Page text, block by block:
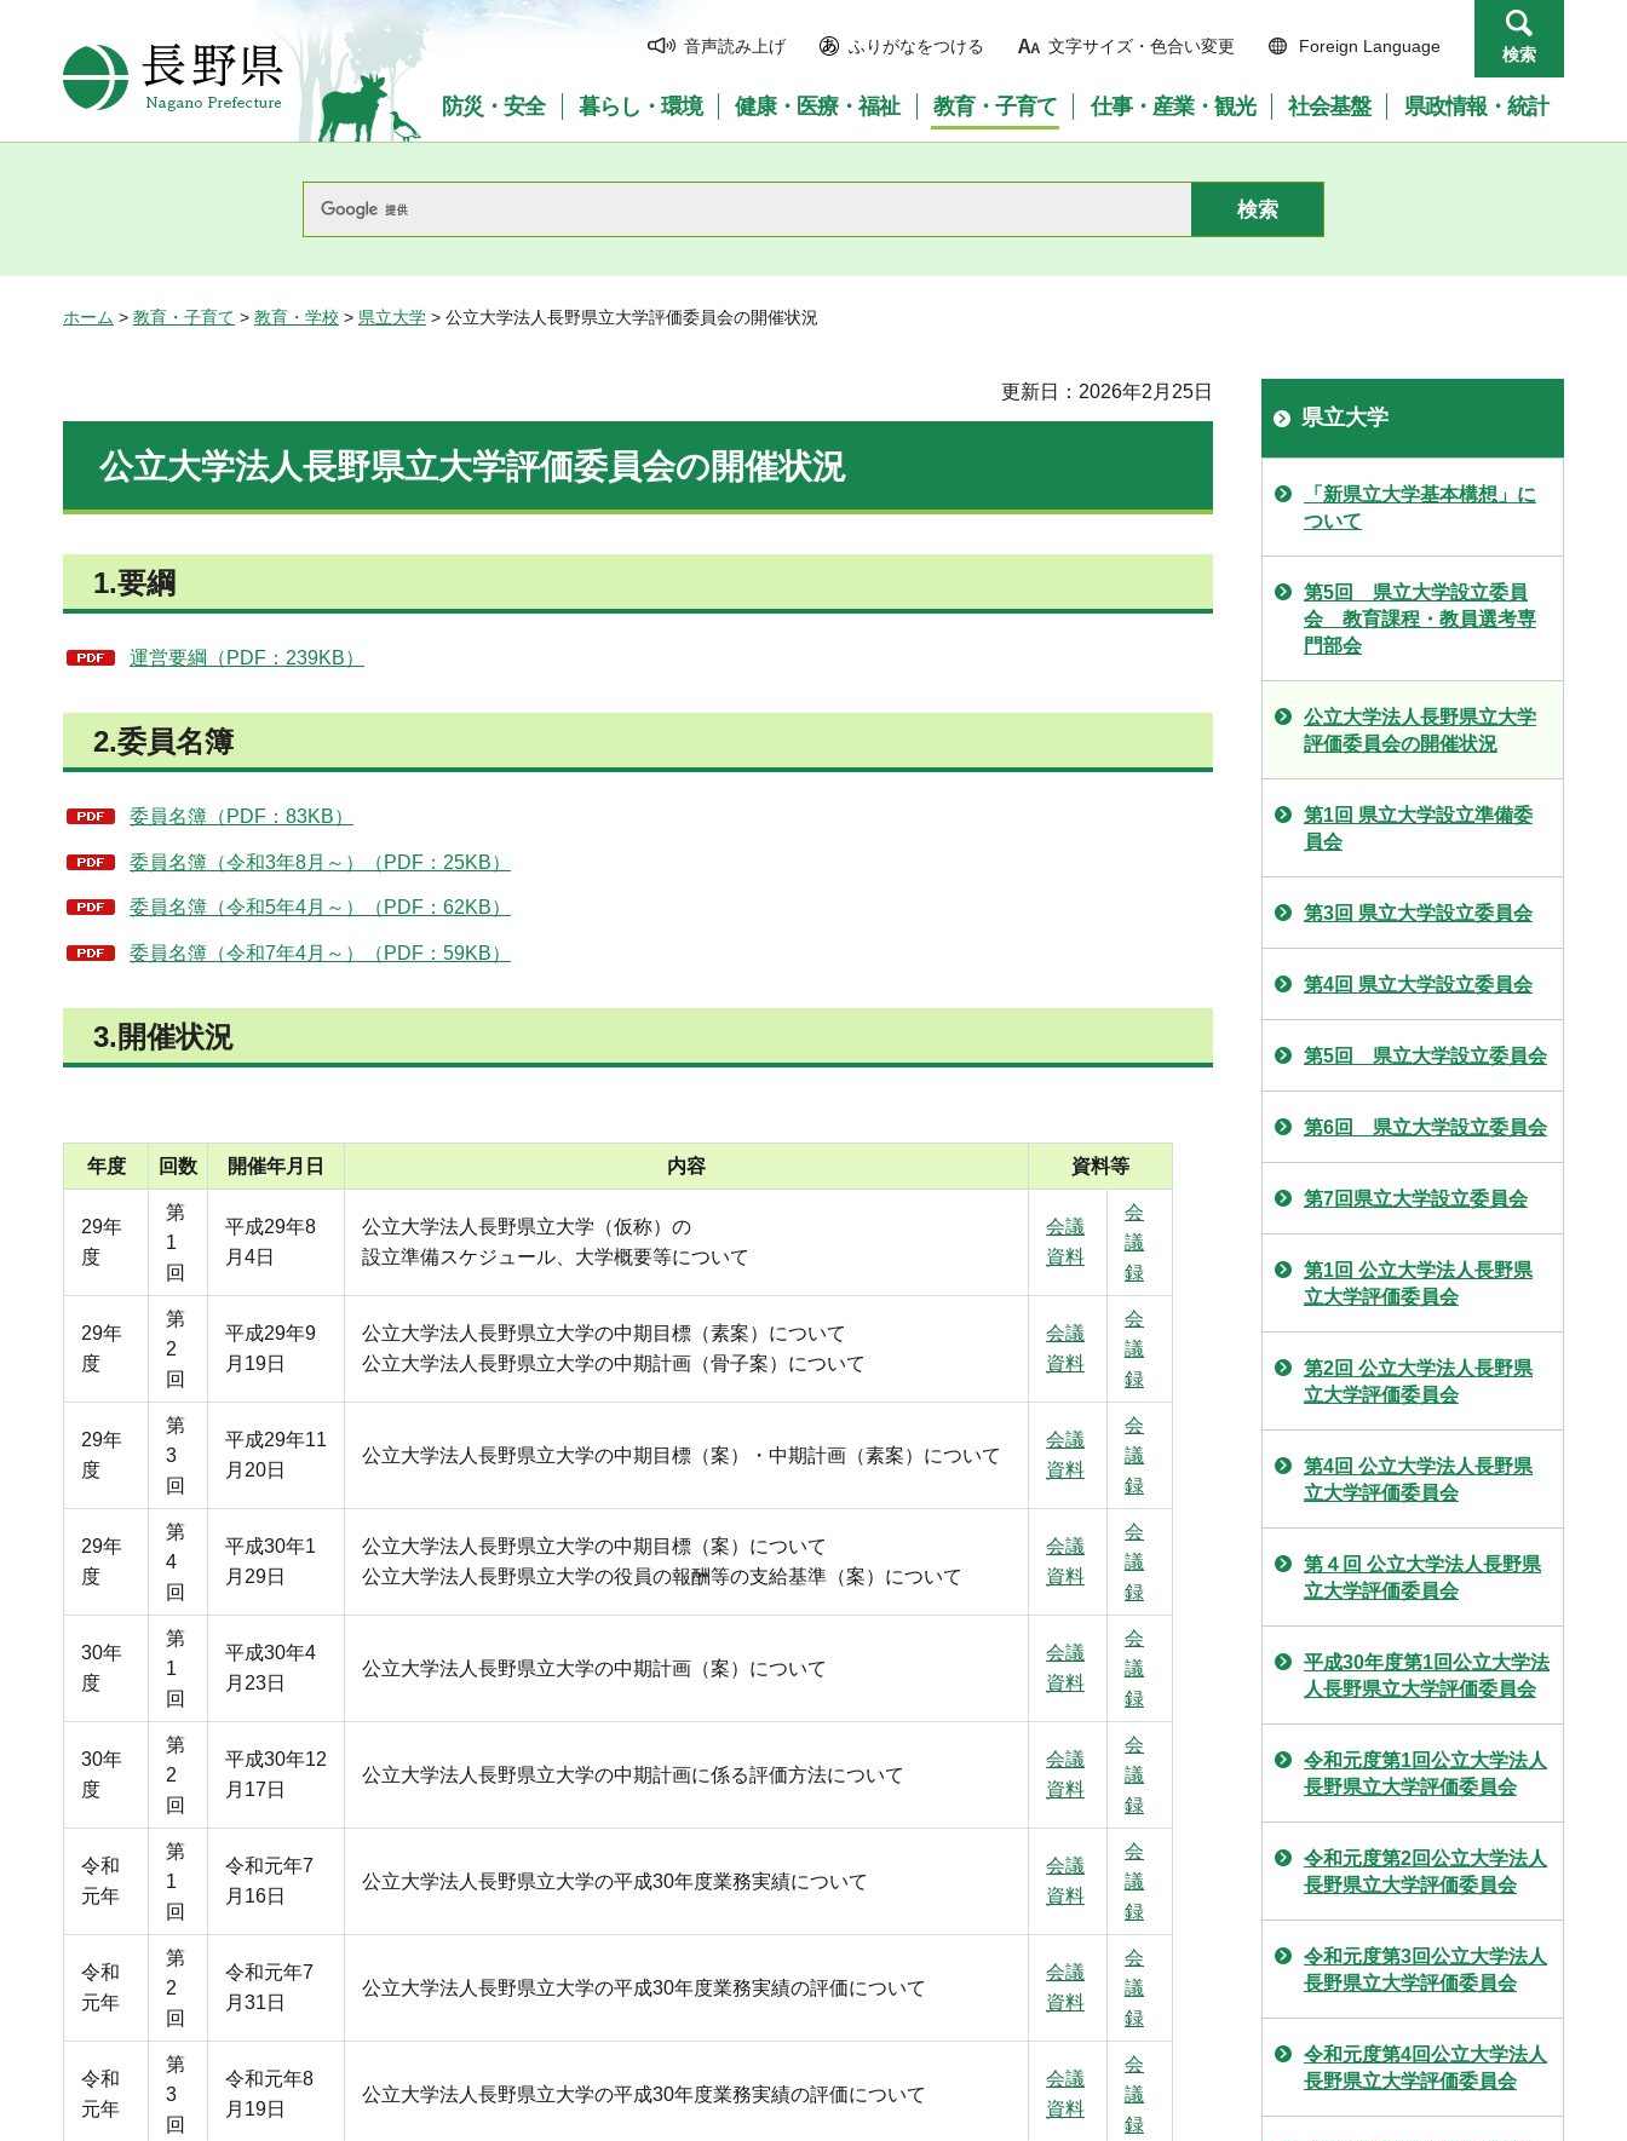
長野県Nagano Prefecture
音声読み上げ ふりがなをつける 文字サイズ・色合い変更 Foreign Language 検索
防災・安全 暮らし・環境 健康・医療・福祉 教育・子育て 仕事・産業・観光 社会基盤 県政情報・統計
ホーム > 教育・子育て > 教育・学校 > 県立大学 > 公立大学法人長野県立大学評価委員会の開催状況
更新日：2026年2月25日
公立大学法人長野県立大学評価委員会の開催状況
1.要綱
運営要綱（PDF：239KB）
2.委員名簿
委員名簿（PDF：83KB）
委員名簿（令和3年8月～）（PDF：25KB）
委員名簿（令和5年4月～）（PDF：62KB）
委員名簿（令和7年4月～）（PDF：59KB）
3.開催状況
年度 回数 開催年月日 内容 資料等
29年
度
第
1
回
平成29年8
月4日
公立大学法人長野県立大学（仮称）の
設立準備スケジュール、大学概要等について
会議
資料
会
議
録
29年
度
第
2
回
平成29年9
月19日
公立大学法人長野県立大学の中期目標（素案）について
公立大学法人長野県立大学の中期計画（骨子案）について
会議
資料
会
議
録
29年
度
第
3
回
平成29年11
月20日
公立大学法人長野県立大学の中期目標（案）・中期計画（素案）について
会議
資料
会
議
録
29年
度
第
4
回
平成30年1
月29日
公立大学法人長野県立大学の中期目標（案）について
公立大学法人長野県立大学の役員の報酬等の支給基準（案）について
会議
資料
会
議
録
30年
度
第
1
回
平成30年4
月23日
公立大学法人長野県立大学の中期計画（案）について
会議
資料
会
議
録
30年
度
第
2
回
平成30年12
月17日
公立大学法人長野県立大学の中期計画に係る評価方法について
会議
資料
会
議
録
令和
元年
第
1
回
令和元年7
月16日
公立大学法人長野県立大学の平成30年度業務実績について
会議
資料
会
議
録
令和
元年
第
2
回
令和元年7
月31日
公立大学法人長野県立大学の平成30年度業務実績の評価について
会議
資料
会
議
録
令和
元年
第
3
回
令和元年8
月19日
公立大学法人長野県立大学の平成30年度業務実績の評価について
会議
資料
会
議
録
県立大学
「新県立大学基本構想」に
ついて
第5回 県立大学設立委員
会 教育課程・教員選考専
門部会
公立大学法人長野県立大学
評価委員会の開催状況
第1回 県立大学設立準備委
員会
第3回 県立大学設立委員会
第4回 県立大学設立委員会
第5回 県立大学設立委員会
第6回 県立大学設立委員会
第7回県立大学設立委員会
第1回 公立大学法人長野県
立大学評価委員会
第2回 公立大学法人長野県
立大学評価委員会
第4回 公立大学法人長野県
立大学評価委員会
第４回 公立大学法人長野県
立大学評価委員会
平成30年度第1回公立大学法
人長野県立大学評価委員会
令和元度第1回公立大学法人
長野県立大学評価委員会
令和元度第2回公立大学法人
長野県立大学評価委員会
令和元度第3回公立大学法人
長野県立大学評価委員会
令和元度第4回公立大学法人
長野県立大学評価委員会